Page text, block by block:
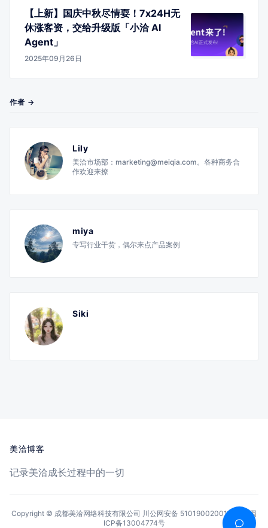
【上新】国庆中秋尽情耍！7x24H无
休涨客资，交给升级版「小洽 AI
Agent」
2025年09月26日
作者 →
Lily
美洽市场部：marketing@meiqia.com。各种商务合
作欢迎来撩
miya
专写行业干货，偶尔来点产品案例
Siki
美洽博客
记录美洽成长过程中的一切
Copyright © 成都美洽网络科技有限公司 川公网安备 51019002001144号
蜀
ICP备13004774号